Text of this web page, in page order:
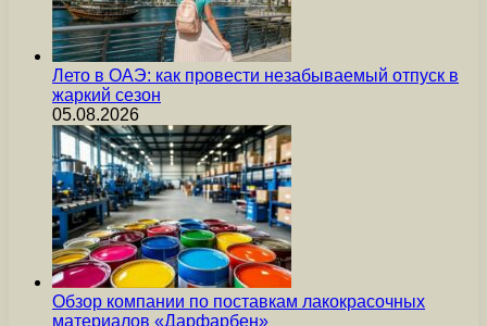
Лето в ОАЭ: как провести незабываемый отпуск в
жаркий сезон
05.08.2026
Обзор компании по поставкам лакокрасочных
материалов «Дарфарбен»